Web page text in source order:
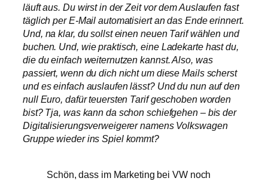
läuft aus. Du wirst in der Zeit vor dem Auslaufen fast
täglich per E-Mail automatisiert an das Ende erinnert.
Und, na klar, du sollst einen neuen Tarif wählen und
buchen. Und, wie praktisch, eine Ladekarte hast du,
die du einfach weiternutzen kannst. Also, was
passiert, wenn du dich nicht um diese Mails scherst
und es einfach auslaufen lässt? Und du nun auf den
null Euro, dafür teuersten Tarif geschoben worden
bist? Tja, was kann da schon schiefgehen – bis der
Digitalisierungsverweigerer namens Volkswagen
Gruppe wieder ins Spiel kommt?
Schön, dass im Marketing bei VW noch